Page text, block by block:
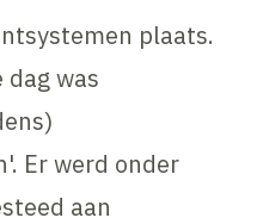
plaats.
dag was
Er werd onder
aan